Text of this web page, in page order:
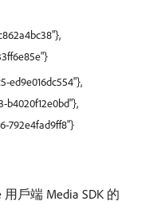
ed9e016dc554"},
b4020f12e0bd"},
792e4fad9ff8"}
用戶端 Media SDK 的